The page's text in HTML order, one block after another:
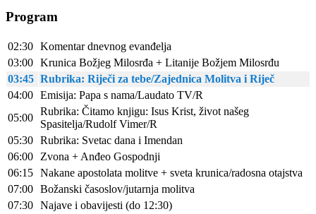
Program
02:30 Komentar dnevnog evanđelja
03:00 Krunica Božjeg Milosrđa + Litanije Božjem Milosrđu
03:45 Rubrika: Riječi za tebe/Zajednica Molitva i Riječ
04:00 Emisija: Papa s nama/Laudato TV/R
05:00
Rubrika: Čitamo knjigu: Isus Krist, život našeg
Spasitelja/Rudolf Vimer/R
05:30 Rubrika: Svetac dana i Imendan
06:00
Zvona + Anđeo Gospodnji
06:15 Nakane apostolata molitve + sveta krunica/radosna otajstva
07:00 Božanski časoslov/jutarnja molitva
07:30 Najave i obavijesti (do 12:30)